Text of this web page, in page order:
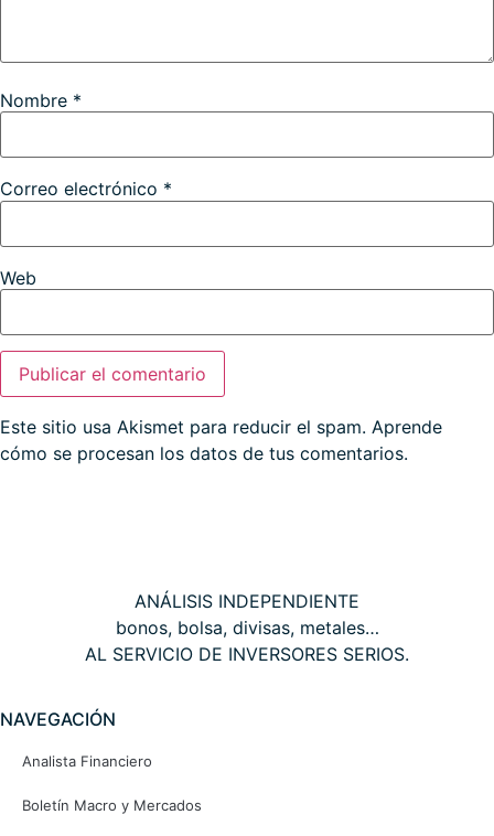
Nombre *
Correo electrónico *
Web
Este sitio usa Akismet para reducir el spam. Aprende
cómo se procesan los datos de tus comentarios.
ANÁLISIS INDEPENDIENTE
bonos, bolsa, divisas, metales…
AL SERVICIO DE INVERSORES SERIOS.
NAVEGACIÓN
Analista Financiero
Boletín Macro y Mercados